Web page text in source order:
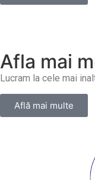
Afla mai
Lucram la cele mai
Află mai multe